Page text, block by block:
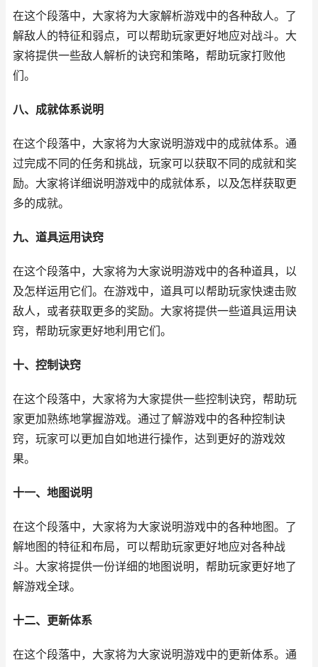
在这个段落中，大家将为大家解析游戏中的各种敌人。了
解敌人的特征和弱点，可以帮助玩家更好地应对战斗。大
家将提供一些敌人解析的诀窍和策略，帮助玩家打败他
们。
八、成就体系说明
在这个段落中，大家将为大家说明游戏中的成就体系。通
过完成不同的任务和挑战，玩家可以获取不同的成就和奖
励。大家将详细说明游戏中的成就体系，以及怎样获取更
多的成就。
九、道具运用诀窍
在这个段落中，大家将为大家说明游戏中的各种道具，以
及怎样运用它们。在游戏中，道具可以帮助玩家快速击败
敌人，或者获取更多的奖励。大家将提供一些道具运用诀
窍，帮助玩家更好地利用它们。
十、控制诀窍
在这个段落中，大家将为大家提供一些控制诀窍，帮助玩
家更加熟练地掌握游戏。通过了解游戏中的各种控制诀
窍，玩家可以更加自如地进行操作，达到更好的游戏效
果。
十一、地图说明
在这个段落中，大家将为大家说明游戏中的各种地图。了
解地图的特征和布局，可以帮助玩家更好地应对各种战
斗。大家将提供一份详细的地图说明，帮助玩家更好地了
解游戏全球。
十二、更新体系
在这个段落中，大家将为大家说明游戏中的更新体系。通